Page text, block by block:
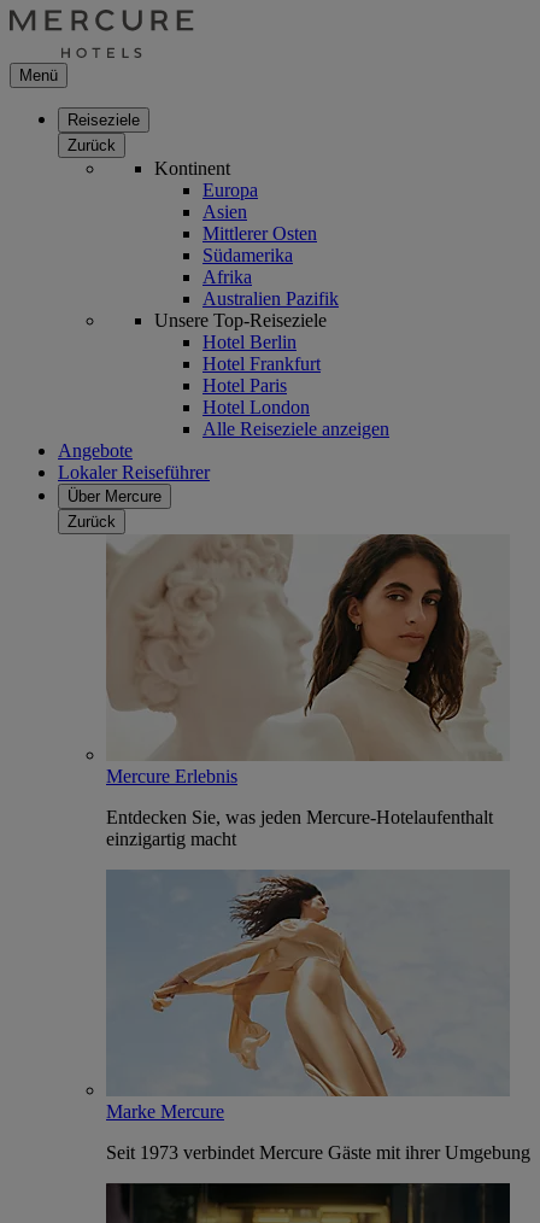
Menü
Reiseziele
Zurück
Kontinent
Europa
Asien
Mittlerer Osten
Südamerika
Afrika
Australien Pazifik
Unsere Top-Reiseziele
Hotel Berlin
Hotel Frankfurt
Hotel Paris
Hotel London
Alle Reiseziele anzeigen
Angebote
Lokaler Reiseführer
Über Mercure
Zurück
Mercure Erlebnis
Entdecken Sie, was jeden Mercure-Hotelaufenthalt
einzigartig macht
Marke Mercure
Seit 1973 verbindet Mercure Gäste mit ihrer Umgebung